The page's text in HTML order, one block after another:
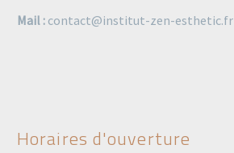
Mail : contact@institut-zen-esthetic.fr
Horaires d'ouverture